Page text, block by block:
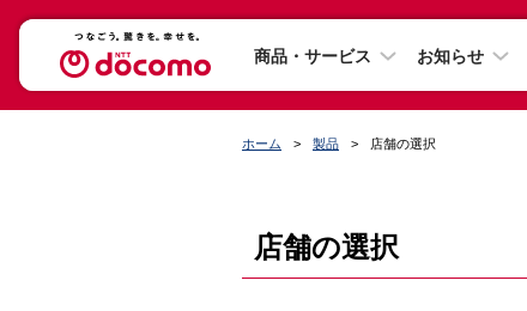
商品・サービス お知らせ
ホーム 製品 店舗の選択
店舗の選択